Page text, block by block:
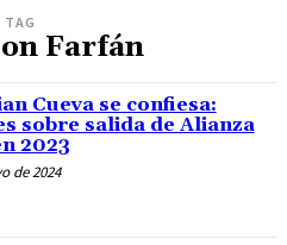
TAG
Farfán
Cueva se confiesa:
sobre salida de Alianza
2023
de 2024